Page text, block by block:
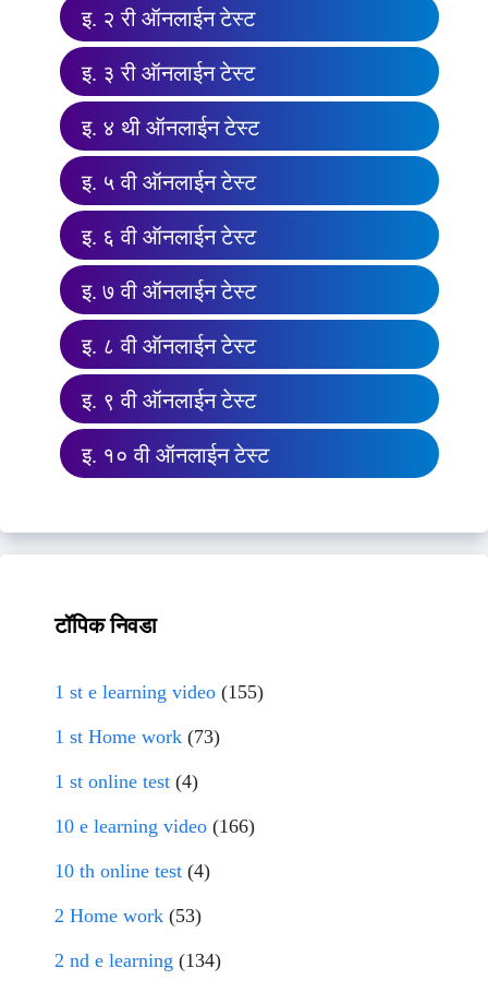
इ. २ री ऑनलाईन टेस्ट
इ. ३ री ऑनलाईन टेस्ट
इ. ४ थी ऑनलाईन टेस्ट
इ. ५ वी ऑनलाईन टेस्ट
इ. ६ वी ऑनलाईन टेस्ट
इ. ७ वी ऑनलाईन टेस्ट
इ. ८ वी ऑनलाईन टेस्ट
इ. ९ वी ऑनलाईन टेस्ट
इ. १० वी ऑनलाईन टेस्ट
टॉपिक निवडा
1 st e learning video (155)
1 st Home work (73)
1 st online test (4)
10 e learning video (166)
10 th online test (4)
2 Home work (53)
2 nd e learning (134)